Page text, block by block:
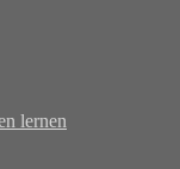
lernen